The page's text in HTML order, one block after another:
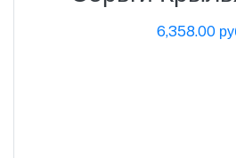
6,358.00